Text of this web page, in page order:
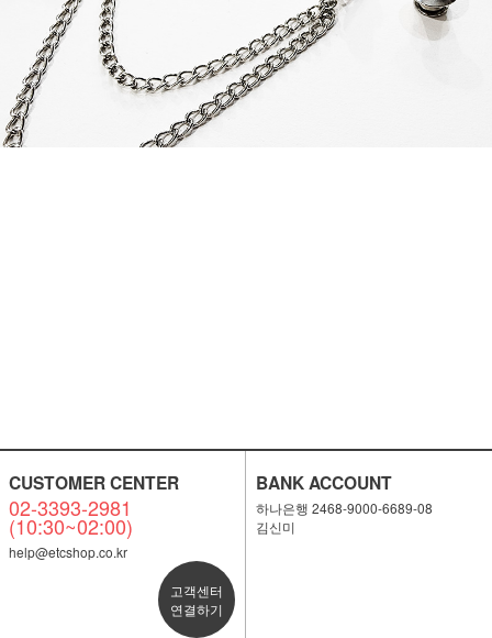
CUSTOMER CENTER
02-3393-2981
(10:30~02:00)
help@etcshop.co.kr
고객센터
연결하기
BANK ACCOUNT
하나은행 2468-9000-6689-08
김신미